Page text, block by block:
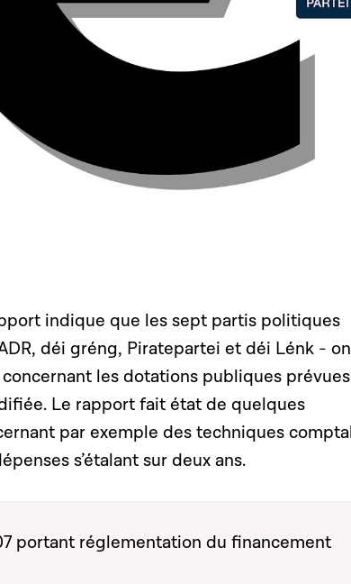
indique que les sept partis politiques
déi gréng, Piratepartei et déi Lénk -
les dotations publiques
Le rapport fait état de quelques
par exemple des techniques
s’étalant sur deux ans.
portant réglementation du financement